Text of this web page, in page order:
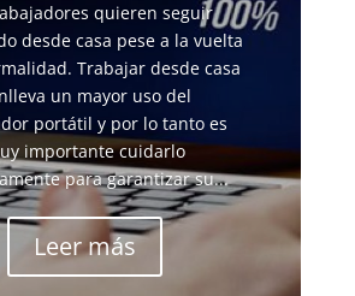
quieren seguir
desde casa pese a la vuelta
Trabajar desde casa
un mayor uso del
portátil y por lo tanto es
importante cuidarlo
para garantizar su...
Leer más